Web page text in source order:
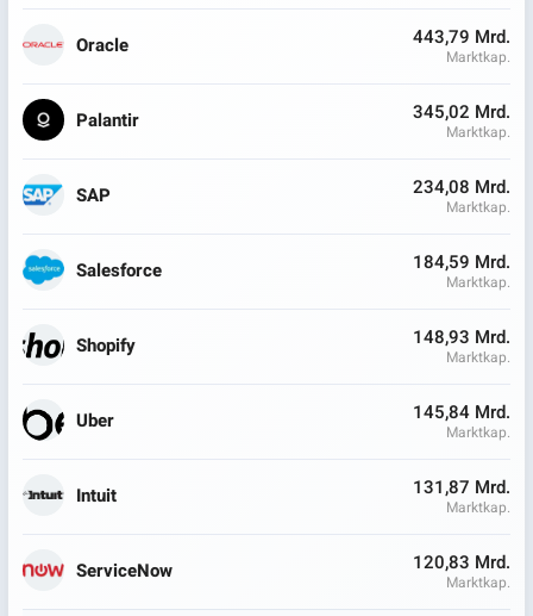
Oracle 443,79 Mrd.
Marktkap.
Palantir 345,02 Mrd.
Marktkap.
SAP 234,08 Mrd.
Marktkap.
Salesforce 184,59 Mrd.
Marktkap.
Shopify 148,93 Mrd.
Marktkap.
Uber 145,84 Mrd.
Marktkap.
Intuit 131,87 Mrd.
Marktkap.
ServiceNow 120,83 Mrd.
Marktkap.